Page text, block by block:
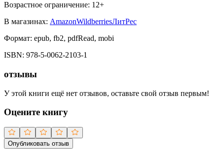
Возрастное ограничение: 12+
В магазинах: AmazonWildberriesЛитРес
Формат: epub, fb2, pdfRead, mobi
ISBN: 978-5-0062-2103-1
отзывы
У этой книги ещё нет отзывов, оставьте свой отзыв первым!
Оцените книгу
Опубликовать отзыв